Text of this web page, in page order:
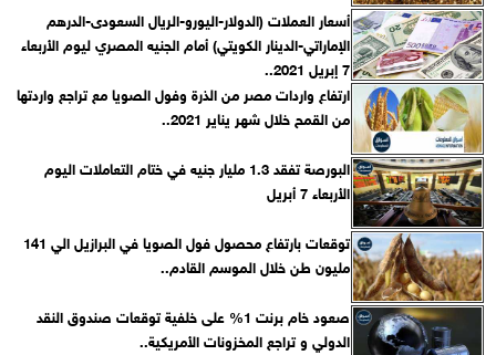
أسعار العملات (الدولار-اليورو-الريال السعودى-الدرهم
الإماراتي-الدينار الكويتي) أمام الجنيه المصري ليوم الأربعاء
7 إبريل 2021..
ارتفاع واردات مصر من الذرة وفول الصويا مع تراجع واردتها
من القمح خلال شهر يناير 2021..
البورصة تفقد 1.3 مليار جنيه في ختام التعاملات اليوم
الأربعاء 7 أبريل
توقعات بارتفاع محصول فول الصويا في البرازيل الي 141
مليون طن خلال الموسم القادم..
صعود خام برنت 1% على خلفية توقعات صندوق النقد
الدولي و تراجع المخزونات الأمريكية..